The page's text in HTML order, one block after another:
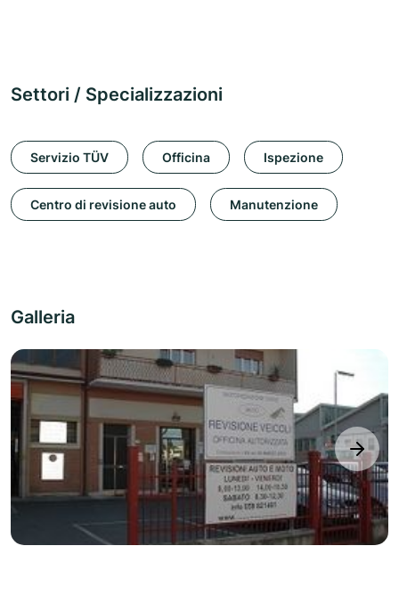
Settori / Specializzazioni
Servizio TÜV Officina Ispezione
Centro di revisione auto Manutenzione
Galleria
next